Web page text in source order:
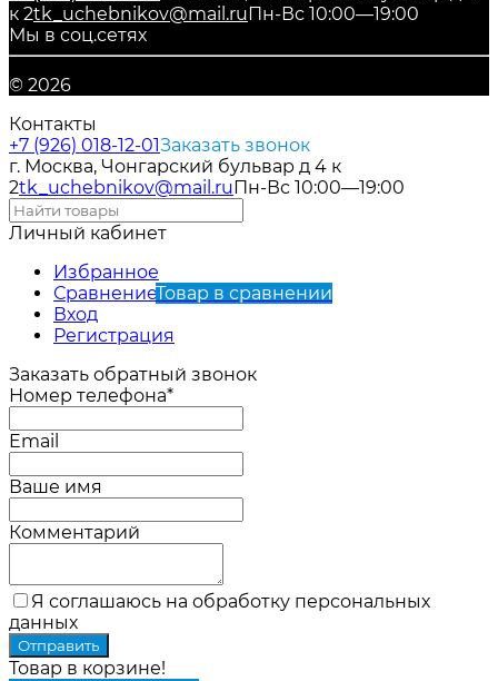
к 2tk_uchebnikov@mail.ruПн-Вс 10:00—19:00
Мы в соц.сетях
© 2026
Контакты
+7 (926) 018-12-01Заказать звонок
г. Москва, Чонгарский бульвар д 4 к
2tk_uchebnikov@mail.ruПн-Вс 10:00—19:00
Личный кабинет
Избранное
СравнениеТовар в сравнении
Вход
Регистрация
Заказать обратный звонок
Номер телефона*
Email
Ваше имя
Комментарий
Я соглашаюсь на обработку персональных
данных
Товар в корзине!